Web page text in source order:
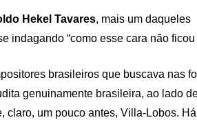
Hekel Tavares, mais um daqueles
indagando “como esse cara não ficou
brasileiros que buscava nas
genuinamente brasileira, ao lado
um pouco antes, Villa-Lobos.